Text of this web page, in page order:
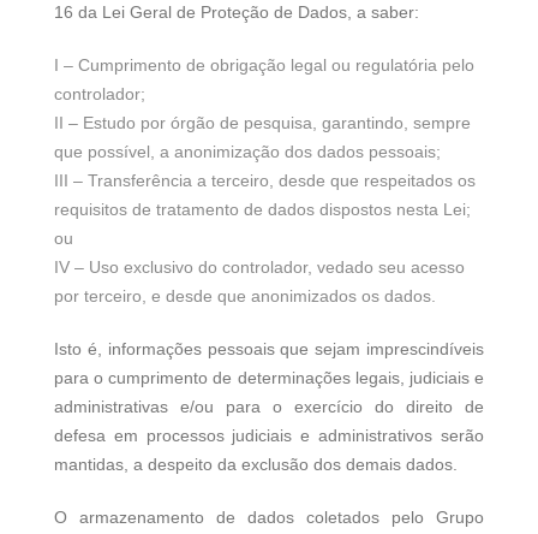
16 da Lei Geral de Proteção de Dados, a saber:
I – Cumprimento de obrigação legal ou regulatória pelo
controlador;
II – Estudo por órgão de pesquisa, garantindo, sempre
que possível, a anonimização dos dados pessoais;
III – Transferência a terceiro, desde que respeitados os
requisitos de tratamento de dados dispostos nesta Lei;
ou
IV – Uso exclusivo do controlador, vedado seu acesso
por terceiro, e desde que anonimizados os dados.
Isto é, informações pessoais que sejam imprescindíveis
para o cumprimento de determinações legais, judiciais e
administrativas e/ou para o exercício do direito de
defesa em processos judiciais e administrativos serão
mantidas, a despeito da exclusão dos demais dados.
O armazenamento de dados coletados pelo Grupo